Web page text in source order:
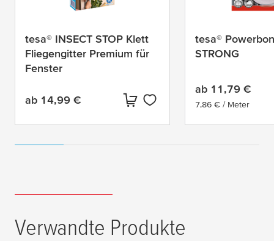
tesa® INSECT STOP Klett
Fliegengitter Premium für
Fenster
Aktueller Preis:
ab 14,99 €
tesa®
STRONG
Aktueller Preis:
ab 11,79 €
7,86 € / Meter
Verwandte Produkte